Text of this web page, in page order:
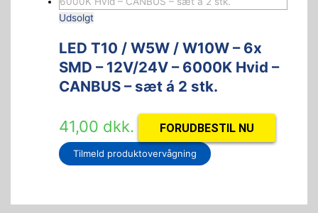
Udsolgt
LED T10 / W5W / W10W – 6x
SMD – 12V/24V – 6000K Hvid –
CANBUS – sæt á 2 stk.
41,00 dkk. FORUDBESTIL NU
Tilmeld produktovervågning